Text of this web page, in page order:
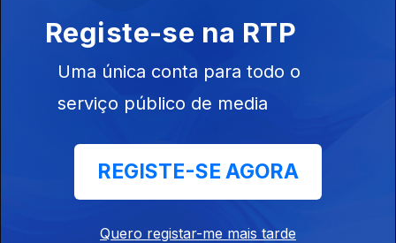
Aliado
Improvável na
Luta Contra as
Alterações
Ep. 18
Fogo
Registe-se na RTP
Uma única conta para todo o
serviço público de media
REGISTE-SE AGORA
Quero registar-me mais tarde